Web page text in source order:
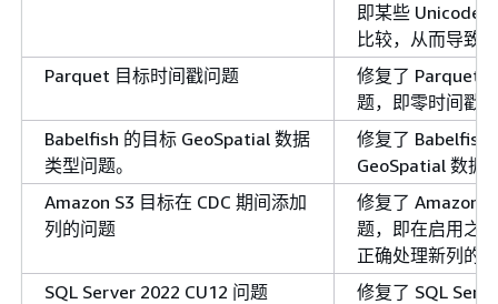
即某些 Unicode
比较，从而导致
Parquet 目标时间戳问题
修复了 Parquet
题，即零时间戳
Babelfish 的目标 GeoSpatial 数据
类型问题。
修复了 Babelfish
GeoSpatial 数据
Amazon S3 目标在 CDC 期间添加
列的问题
修复了 Amazon
题，即在启用之
正确处理新列的
SQL Server 2022 CU12 问题
修复了 SQL